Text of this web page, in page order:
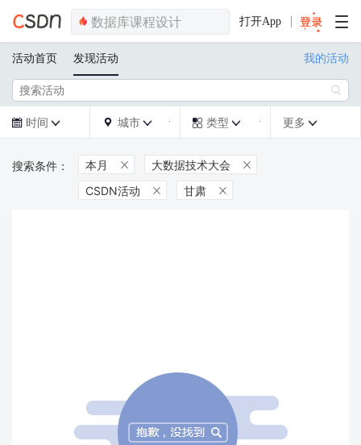
打开App
活动首页 发现活动 我的活动

 时间   城市   类型  更多 
本月  大数据技术大会 
CSDN活动  甘肃 